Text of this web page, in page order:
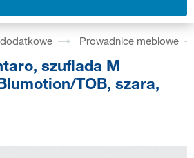
dodatkowe Prowadnice meblowe
szuflada M
TOB, szara,